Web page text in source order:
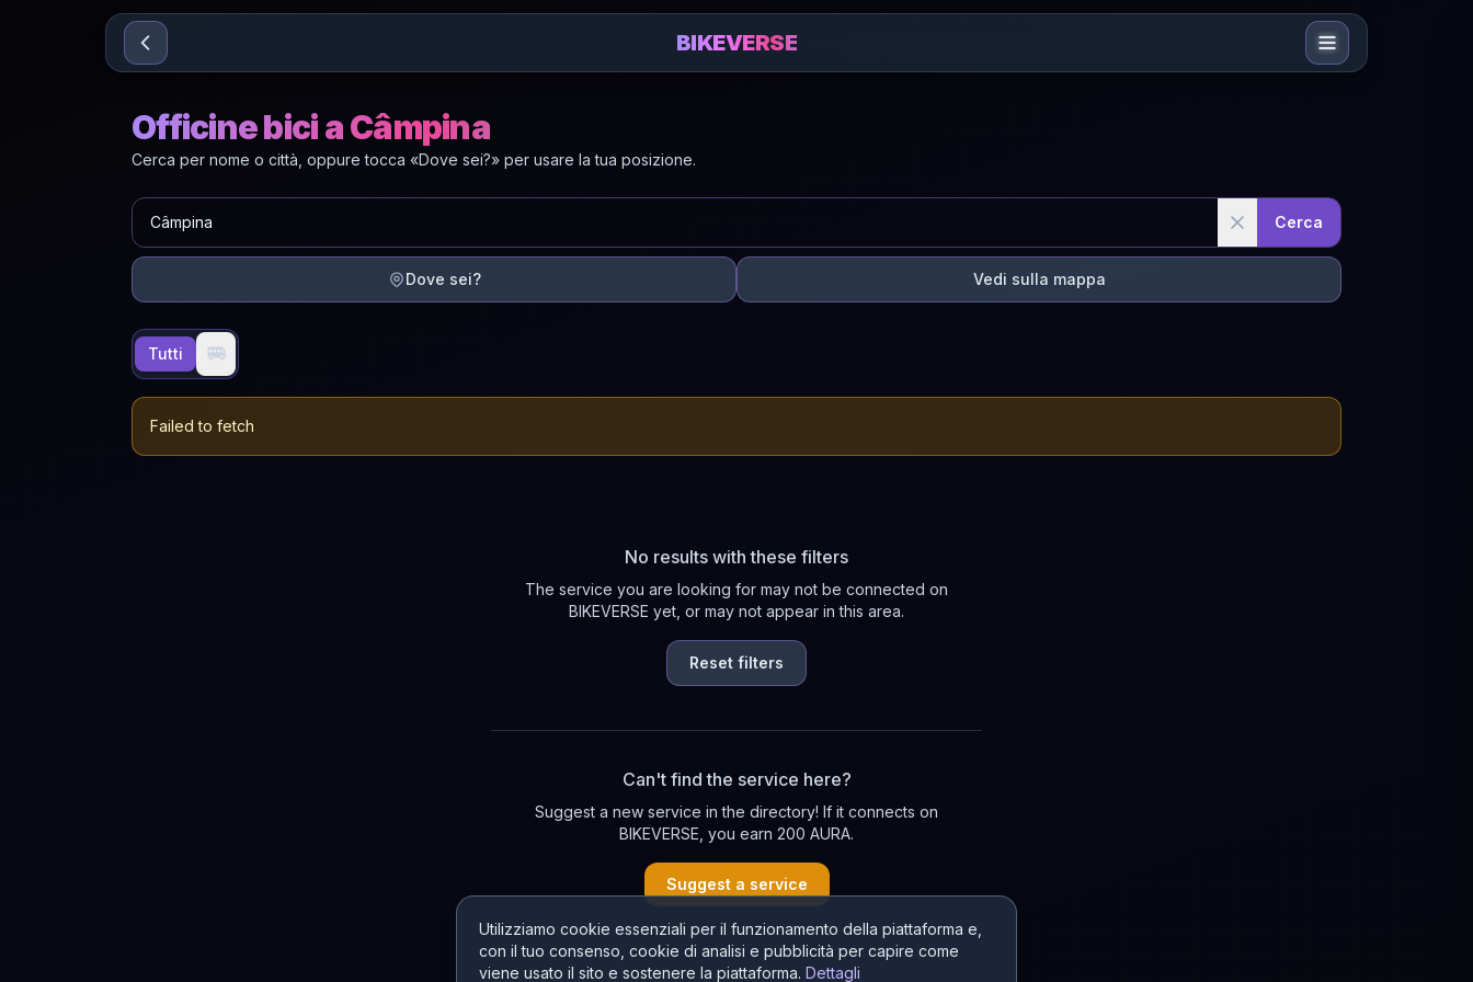
Sari la conținut
Utilizziamo cookie essenziali per il funzionamento della piattaforma e,
con il tuo consenso, cookie di analisi e pubblicità per capire come
viene usato il sito e sostenere la piattaforma. Dettagli
BIKEVERSE
Officine bici a Câmpina
Cerca per nome o città, oppure tocca «Dove sei?» per usare la tua posizione.
Cerca
Dove sei? Vedi sulla mappa
Tutti 🚐
Failed to fetch
No results with these filters
The service you are looking for may not be connected on
BIKEVERSE yet, or may not appear in this area.
Reset filters
Can't find the service here?
Suggest a new service in the directory! If it connects on
BIKEVERSE, you earn 200 AURA.
Suggest a service